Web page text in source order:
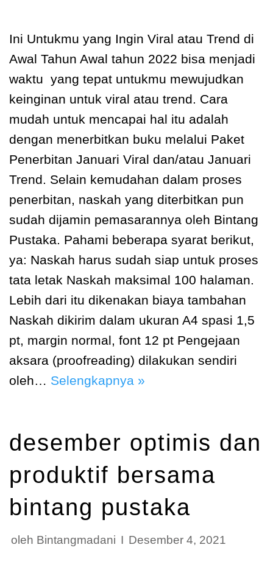
Ini Untukmu yang Ingin Viral atau Trend di
Awal Tahun Awal tahun 2022 bisa menjadi
waktu yang tepat untukmu mewujudkan
keinginan untuk viral atau trend. Cara
mudah untuk mencapai hal itu adalah
dengan menerbitkan buku melalui Paket
Penerbitan Januari Viral dan/atau Januari
Trend. Selain kemudahan dalam proses
penerbitan, naskah yang diterbitkan pun
sudah dijamin pemasarannya oleh Bintang
Pustaka. Pahami beberapa syarat berikut,
ya: Naskah harus sudah siap untuk proses
tata letak Naskah maksimal 100 halaman.
Lebih dari itu dikenakan biaya tambahan
Naskah dikirim dalam ukuran A4 spasi 1,5
pt, margin normal, font 12 pt Pengejaan
aksara (proofreading) dilakukan sendiri
oleh… Selengkapnya »
desember optimis dan
produktif bersama
bintang pustaka
oleh Bintangmadani Desember 4, 2021